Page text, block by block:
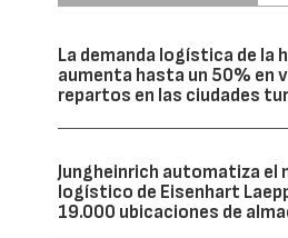
La demanda logística de la
aumenta hasta un 50% en
repartos en las ciudades
Jungheinrich automatiza el
logístico de Eisenhart
19.000 ubicaciones de